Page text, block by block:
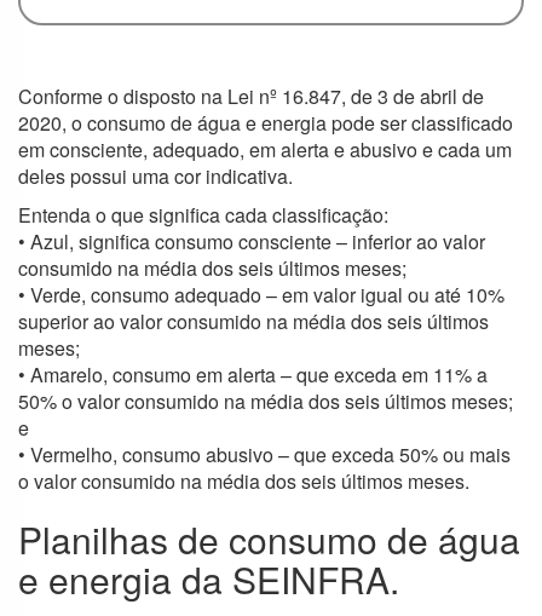
Consumo de
água e energia
Conselho
Estadual de
Recursos
Hídricos
Proteção de
Dados
Pessoais
Obras e
Serviços de
Engenharia
Conforme o disposto na Lei nº 16.847, de 3 de abril de
2020, o consumo de água e energia pode ser classificado
em consciente, adequado, em alerta e abusivo e cada um
deles possui uma cor indicativa.
Entenda o que significa cada classificação:
• Azul, significa consumo consciente – inferior ao valor
consumido na média dos seis últimos meses;
• Verde, consumo adequado – em valor igual ou até 10%
superior ao valor consumido na média dos seis últimos
meses;
• Amarelo, consumo em alerta – que exceda em 11% a
50% o valor consumido na média dos seis últimos meses;
e
• Vermelho, consumo abusivo – que exceda 50% ou mais
o valor consumido na média dos seis últimos meses.
Planilhas de consumo de água
e energia da SEINFRA.